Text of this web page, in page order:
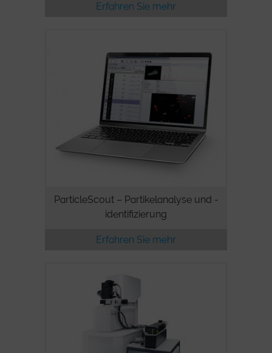
Erfahren Sie mehr
ParticleScout – Partikelanalyse und -
identifizierung
Erfahren Sie mehr